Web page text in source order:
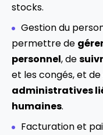
stocks.
Gestion du
permettre de
personnel, de
et les congés, et de
administratives
humaines.
Facturation et